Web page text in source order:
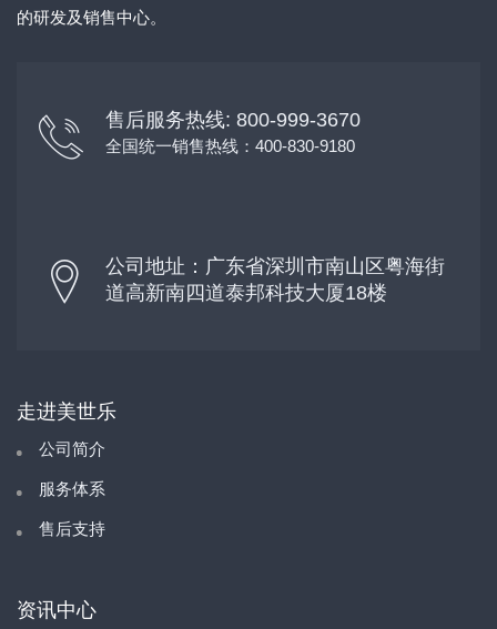
的研发及销售中心。
售后服务热线: 800-999-3670
全国统一销售热线：400-830-9180
公司地址：广东省深圳市南山区粤海街
道高新南四道泰邦科技大厦18楼
走进美世乐
公司简介
服务体系
售后支持
资讯中心